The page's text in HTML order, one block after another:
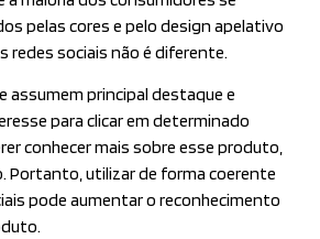
pelas cores e pelo design apelativo
redes sociais não é diferente.
assumem principal destaque e
para clicar em determinado
conhecer mais sobre esse produto,
Portanto, utilizar de forma coerente
pode aumentar o reconhecimento